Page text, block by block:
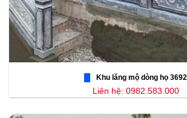
Khu lăng mộ dòng họ 3692
Liên hệ: 0982.583.000